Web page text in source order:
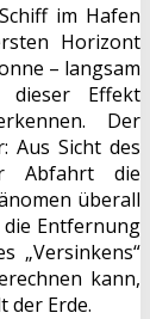
im Hafen
Horizont
– langsam
Effekt
Der
Aus Sicht des
Abfahrt die
überall
Entfernung
„Versinkens“
kann,
der Erde.